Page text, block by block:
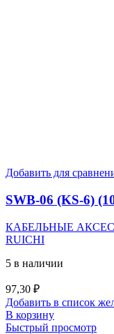
Добавить для
SWB-06 (KS-6)
КАБЕЛЬНЫЕ
RUICHI
5 в наличии
97,30 ₽
Добавить в список
В корзину
Быстрый просмотр